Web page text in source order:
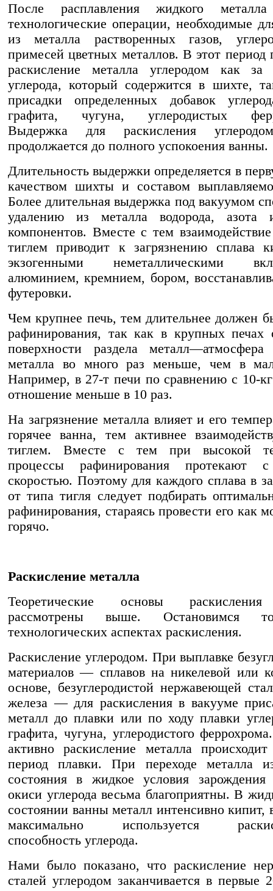
После расплавления жидкого металла
технологические операции, необходимые
из металла растворенных газов,
примесей цветных металлов. В этот период
раскисление металла углеродом как за
углерода, который содержится в шихте,
присадки определенных добавок
графита, чугуна, углеродистых
Выдержка для раскисления
продолжается до полного успокоения ванны.
Длительность выдержки определяется в
качеством шихты и составом
Более длительная выдержка под вакуумом
удалению из металла водорода, азота
компонентов. Вместе с тем
тиглем приводит к загрязнению сплава
экзогенными неметаллическими
алюминием, кремнием, бором,
футеровки.
Чем крупнее печь, тем длительнее должен
рафинирования, так как в крупных печах
поверхности раздела
металла во много раз меньше, чем в
Например, в 27-т печи по сравнению с 10-
отношение меньше в 10 раз.
На загрязнение металла влияет и его
горячее ванна, тем активнее
тиглем. Вместе с тем при высокой
процессы рафинирования протекают
скоростью. Поэтому для каждого сплава в
от типа тигля следует подбирать
рафинирования, стараясь провести его как
горячо.
Раскисление металла
Теоретические основы
рассмотрены выше. Остановимся
технологических аспектах раскисления.
Раскисление углеродом. При выплавке
материалов — сплавов на никелевой или
основе, безуглеродистой нержавеющей
железа — для раскисления в вакууме
металл до плавки или по ходу плавки
графита, чугуна, углеродистого
активно раскисление металла
период плавки. При переходе металла
состояния в жидкое условия зарождения
окиси углерода весьма благоприятны. В
состоянии ванны металл интенсивно кипит,
максимально используется
способность углерода.
Нами было показано, что раскисление
сталей углеродом заканчивается в